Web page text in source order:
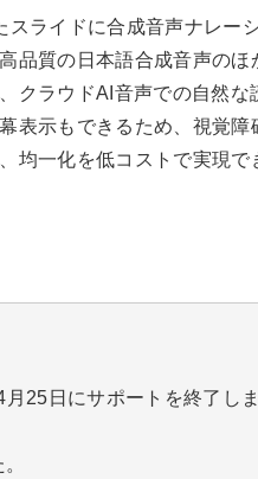
ライドに合成音声ナレー
品質の日本語合成音声の
クラウドAI音声での自然な
表示もできるため、視覚
均一化を低コストで実現
25日にサポートを終了しま